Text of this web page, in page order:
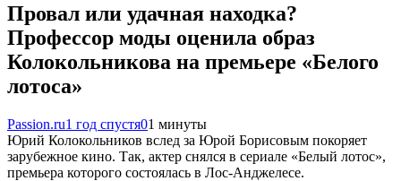
Провал или удачная находка?
Профессор моды оценила образ
Колокольникова на премьере «Белого
лотоса»
Passion.ru1 год спустя01 минуты
Юрий Колокольников вслед за Юрой Борисовым покоряет
зарубежное кино. Так, актер снялся в сериале «Белый лотос»,
премьера которого состоялась в Лос-Анджелесе.